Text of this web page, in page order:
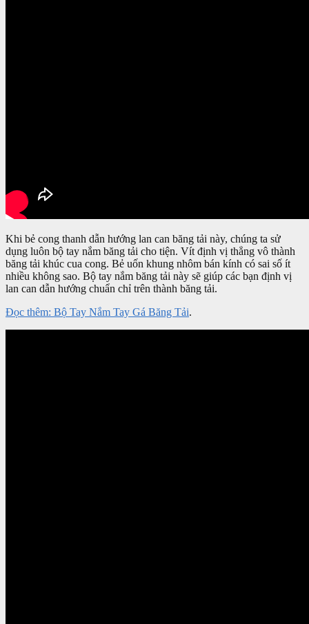
Khi bẻ cong thanh dẫn hướng lan can băng tải này, chúng ta sử
dụng luôn bộ tay nắm băng tải cho tiện. Vít định vị thẳng vô thành
băng tải khúc cua cong. Bẻ uốn khung nhôm bán kính có sai số ít
nhiều không sao. Bộ tay nắm băng tải này sẽ giúp các bạn định vị
lan can dẫn hướng chuẩn chỉ trên thành băng tải.
Đọc thêm: Bộ Tay Nắm Tay Gá Băng Tải.